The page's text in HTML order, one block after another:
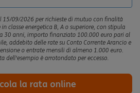
15/09/2026 per richieste di mutuo con finalità
classe energetica B, A o superiore, con stipula
30 anni, importo finanziato 100.000 euro pari al
addebito delle rate su Conto Corrente Arancio e
o entrate mensili di almeno 1.000 euro.
dell'esempio è arrotondato per eccesso.
la rata online